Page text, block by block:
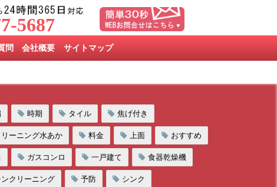
5687
問 会社概要 サイトマップ
時期 タイル 焦げ付き
ーニング水あか 料金 上面 おすすめ
ガスコンロ 一戸建て 食器乾燥機
クリーニング 予防 シンク